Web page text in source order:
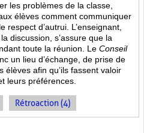
les problèmes de la classe,
élèves comment communiquer
d’autrui. L’enseignant,
discussion, s’assure que la
toute la réunion. Le Conseil
un lieu d’échange, de prise de
élèves afin qu’ils fassent valoir
leurs préférences.
Rétroaction (4)